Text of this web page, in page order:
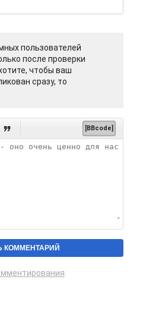
пользователей
после проверки
чтобы ваш
сразу, то
 [BBcode]